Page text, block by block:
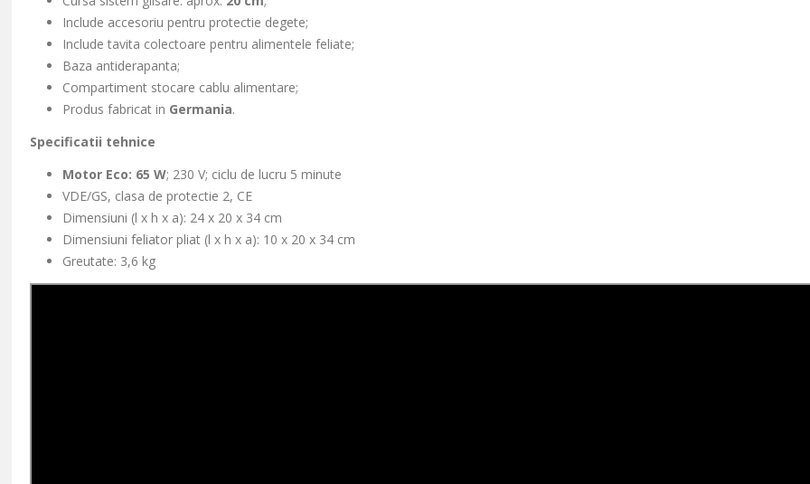
Include accesoriu pentru protectie degete;
Include tavita colectoare pentru alimentele feliate;
Baza antiderapanta;
Compartiment stocare cablu alimentare;
Produs fabricat in Germania.
Specificatii tehnice
Motor Eco: 65 W; 230 V; ciclu de lucru 5 minute
VDE/GS, clasa de protectie 2, CE
Dimensiuni (l x h x a): 24 x 20 x 34 cm
Dimensiuni feliator pliat (l x h x a): 10 x 20 x 34 cm
Greutate: 3,6 kg